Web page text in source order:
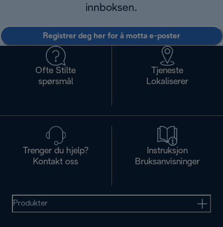
innboksen.
Registrer deg her for å motta e-poster
Ofte Stilte
spørsmål
Tjeneste
Lokaliserer
Trenger du hjelp?
Kontakt oss
Instruksjon
Bruksanvisninger
Produkter